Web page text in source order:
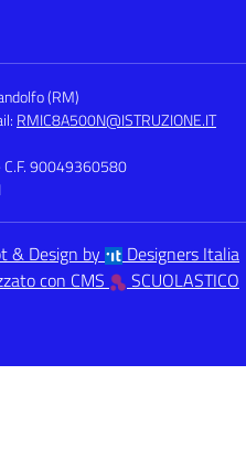
(RM)
RMIC8A500N@ISTRUZIONE.IT
C.F. 90049360580
& Design by
Designers Italia
con CMS
SCUOLASTICO